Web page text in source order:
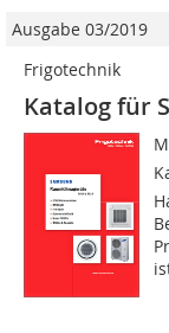
Ausgabe 03/2019
Frigotechnik
Katalog für